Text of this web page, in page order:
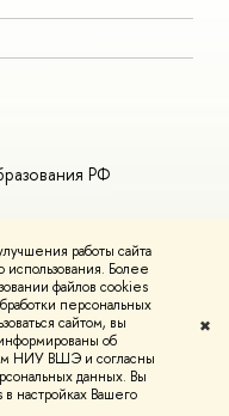
работы сайта
Более
файлов cookies
персональных
сайтом, вы
об
НИУ ВШЭ и согласны
данных. Вы
настройках Вашего
✖
РФ
Условия
вШколе дизайна НИУ